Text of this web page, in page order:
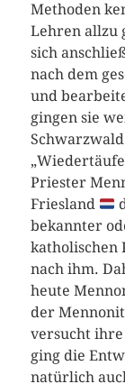
Methoden
Lehren allzu
sich
nach dem
und
gingen sie
Priester
Friesland
bekannter
katholischen
nach ihm.
heute
der
versucht
ging die
natürlich